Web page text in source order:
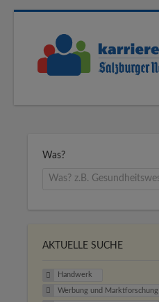
Was?
AKTUELLE SUCHE
Handwerk
Werbung und Marktforschung